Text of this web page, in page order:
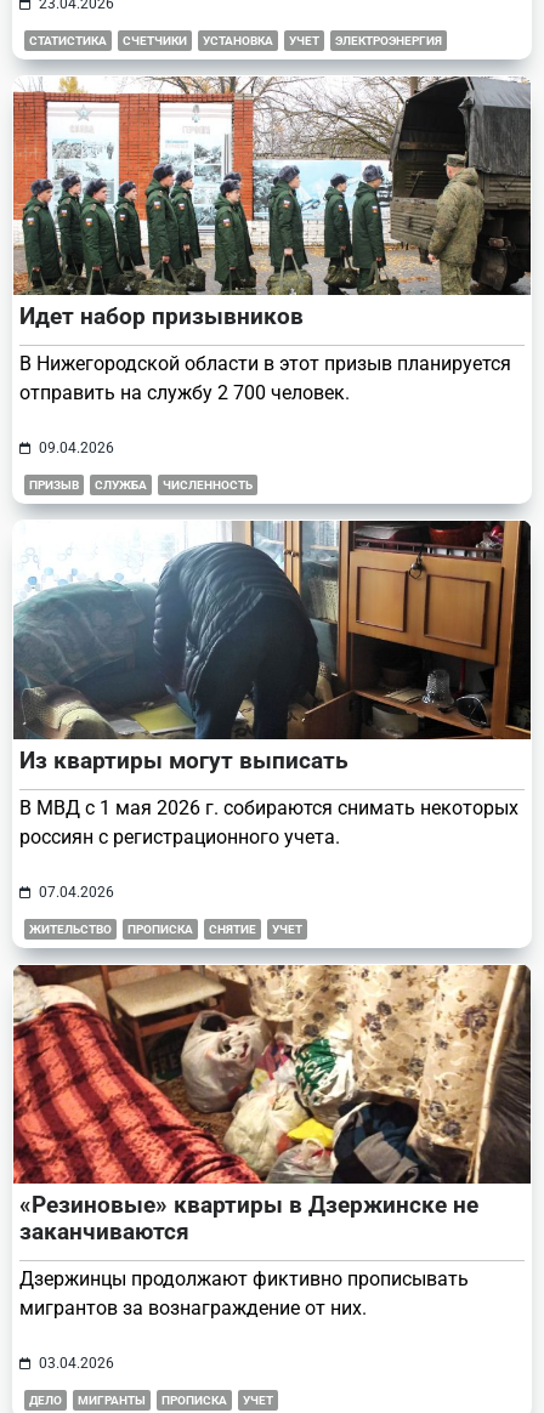
СТАТИСТИКА СЧЕТЧИКИ УСТАНОВКА УЧЕТ ЭЛЕКТРОЭНЕРГИЯ
Идет набор призывников
В Нижегородской области в этот призыв планируется
отправить на службу 2 700 человек.
09.04.2026
ПРИЗЫВ СЛУЖБА ЧИСЛЕННОСТЬ
Из квартиры могут выписать
В МВД с 1 мая 2026 г. собираются снимать некоторых
россиян с регистрационного учета.
07.04.2026
ЖИТЕЛЬСТВО ПРОПИСКА СНЯТИЕ УЧЕТ
«Резиновые» квартиры в Дзержинске не
заканчиваются
Дзержинцы продолжают фиктивно прописывать
мигрантов за вознаграждение от них.
03.04.2026
ДЕЛО МИГРАНТЫ ПРОПИСКА УЧЕТ